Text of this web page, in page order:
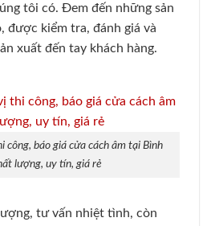
tôi có. Đem đến những sản
được kiểm tra, đánh giá và
xuất đến tay khách hàng.
công, báo giá cửa cách âm tại Bình
lượng, uy tín, giá rẻ
tư vấn nhiệt tình, còn